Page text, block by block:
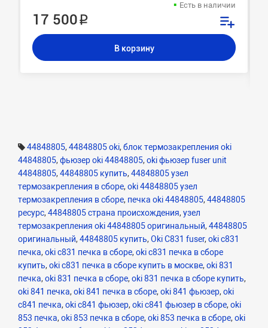
Есть в наличии
17 500 ₽
В корзину
44848805, 44848805 oki, блок термозакрепления oki
44848805, фьюзер oki 44848805, oki фьюзер fuser unit
44848805, 44848805 купить, 44848805 узел
термозакрепления в сборе, oki 44848805 узел
термозакрепления в сборе, печка oki 44848805, 44848805
ресурс, 44848805 страна происхождения, узел
термозакрепления oki 44848805 оригинальный, 44848805
оригинальный, 44848805 купить, Oki C831 fuser, oki c831
печка, oki c831 печка в сборе, oki c831 печка в сборе
купить, oki c831 печка в сборе купить в москве, oki 831
печка, oki 831 печка в сборе, oki 831 печка в сборе купить,
oki 841 печка, oki 841 печка в сборе, oki 841 фьюзер, oki
c841 печка, oki c841 фьюзер, oki c841 фьюзер в сборе, oki
853 печка, oki 853 печка в сборе, oki 853 печка в сборе, oki